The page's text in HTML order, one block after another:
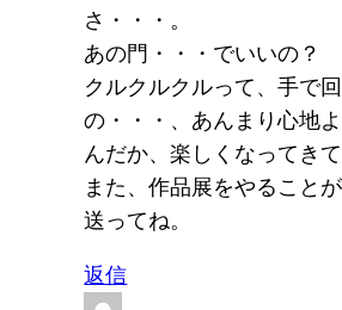
さ・・・。
あの門・・・でいいの？
クルクルクルって、手で
の・・・、あんまり心地
んだか、楽しくなってきて
また、作品展をやること
送ってね。
返信